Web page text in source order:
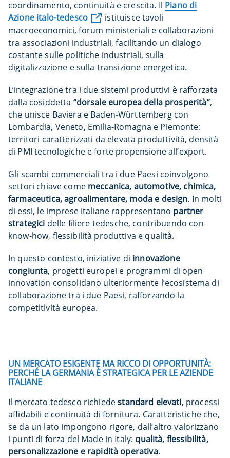
coordinamento, continuità e crescita. Il Piano di
Azione italo-tedesco
istituisce tavoli
macroeconomici, forum ministeriali e collaborazioni
tra associazioni industriali, facilitando un dialogo
costante sulle politiche industriali, sulla
digitalizzazione e sulla transizione energetica.
L’integrazione tra i due sistemi produttivi è rafforzata
dalla cosiddetta “dorsale europea della prosperità”,
che unisce Baviera e Baden-Württemberg con
Lombardia, Veneto, Emilia-Romagna e Piemonte:
territori caratterizzati da elevata produttività, densità
di PMI tecnologiche e forte propensione all’export.
Gli scambi commerciali tra i due Paesi coinvolgono
settori chiave come meccanica, automotive, chimica,
farmaceutica, agroalimentare, moda e design. In molti
di essi, le imprese italiane rappresentano partner
strategici delle filiere tedesche, contribuendo con
know-how, flessibilità produttiva e qualità.
In questo contesto, iniziative di innovazione
congiunta, progetti europei e programmi di open
innovation consolidano ulteriormente l’ecosistema di
collaborazione tra i due Paesi, rafforzando la
competitività europea.
UN MERCATO ESIGENTE MA RICCO DI OPPORTUNITÀ:
PERCHÉ LA GERMANIA È STRATEGICA PER LE AZIENDE
ITALIANE
Il mercato tedesco richiedestandard elevati, processi
affidabili e continuità di fornitura. Caratteristiche che,
se da un lato impongono rigore, dall’altro valorizzano
i punti di forza del Made in Italy: qualità, flessibilità,
personalizzazione e rapidità operativa.